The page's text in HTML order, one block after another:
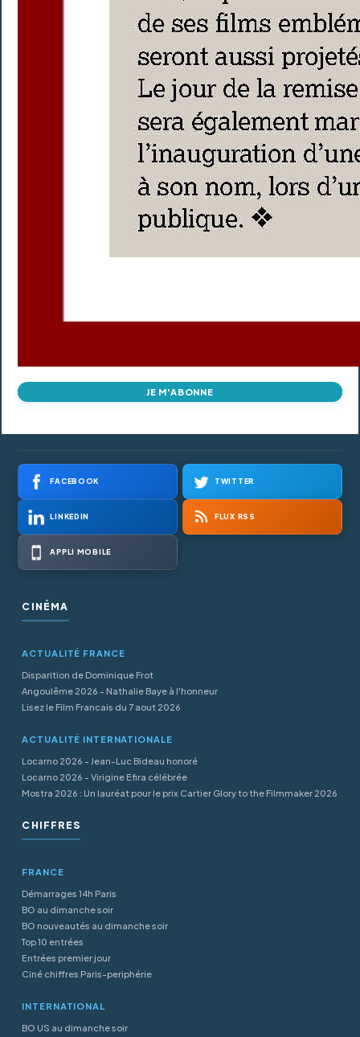
JE M'ABONNE
FACEBOOK TWITTER
LINKEDIN FLUX RSS
APPLI MOBILE
CINÉMA
ACTUALITÉ FRANCE
Disparition de Dominique Frot
Angoulême 2026 - Nathalie Baye à l'honneur
Lisez le Film Francais du 7 aout 2026
ACTUALITÉ INTERNATIONALE
Locarno 2026 - Jean-Luc Bideau honoré
Locarno 2026 - Virigine Efira célébrée
Mostra 2026 : Un lauréat pour le prix Cartier Glory to the Filmmaker 2026
CHIFFRES
FRANCE
Démarrages 14h Paris
BO au dimanche soir
BO nouveautés au dimanche soir
Top 10 entrées
Entrées premier jour
Ciné chiffres Paris-periphérie
INTERNATIONAL
BO US au dimanche soir